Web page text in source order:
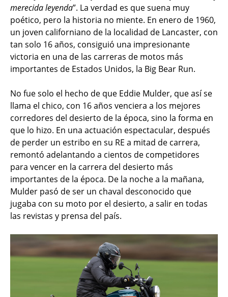
merecida leyenda”. La verdad es que suena muy
poético, pero la historia no miente. En enero de 1960,
un joven californiano de la localidad de Lancaster, con
tan solo 16 años, consiguió una impresionante
victoria en una de las carreras de motos más
importantes de Estados Unidos, la Big Bear Run.
No fue solo el hecho de que Eddie Mulder, que así se
llama el chico, con 16 años venciera a los mejores
corredores del desierto de la época, sino la forma en
que lo hizo. En una actuación espectacular, después
de perder un estribo en su RE a mitad de carrera,
remontó adelantando a cientos de competidores
para vencer en la carrera del desierto más
importantes de la época. De la noche a la mañana,
Mulder pasó de ser un chaval desconocido que
jugaba con su moto por el desierto, a salir en todas
las revistas y prensa del país.